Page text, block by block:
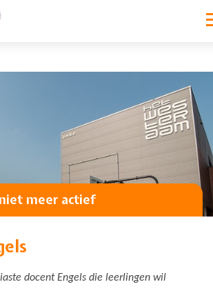
meer actief
docent Engels die leerlingen wil